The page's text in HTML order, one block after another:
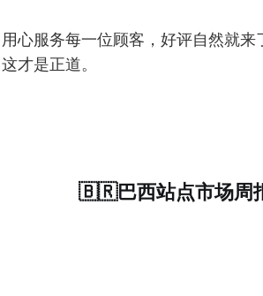
心服务每一位顾客，好评自然就来
才是正道。
🇧🇷巴西站点市场周